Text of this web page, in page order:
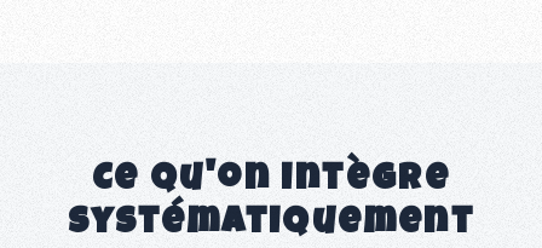
Ce qu'on intègre
systématiquement